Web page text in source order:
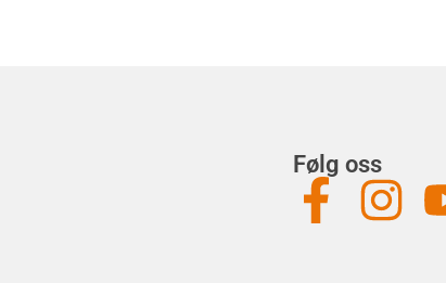
Følg oss